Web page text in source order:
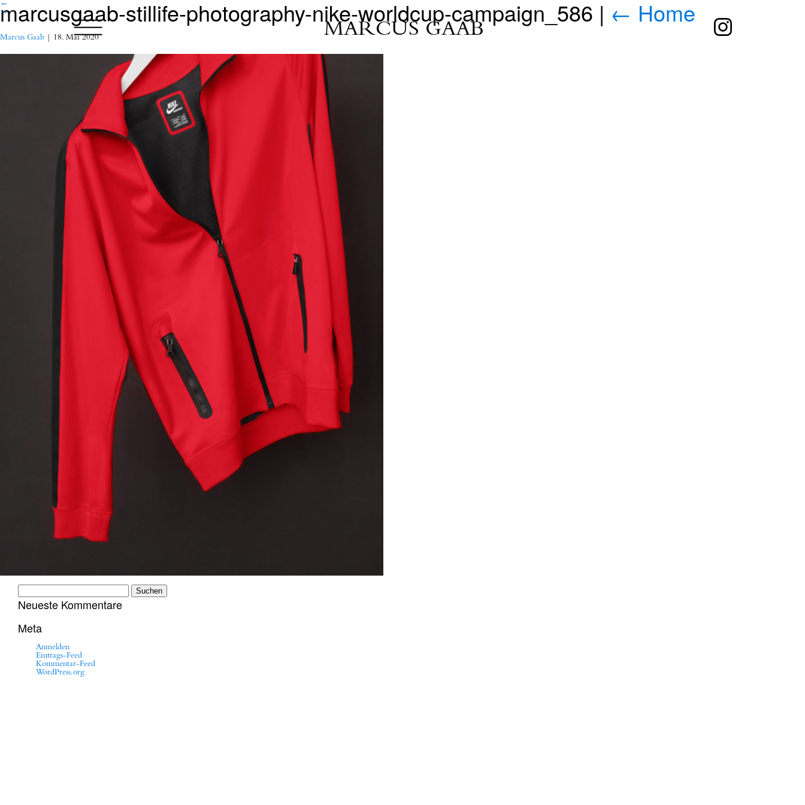
MARCUS GAAB
marcusgaab-stillife-photography-nike-worldcup-campaign_586 | ← Home
Marcus Gaab 18. Mai 2020
←
→
nach:
Neueste Kommentare
Meta
Anmelden
Eintrags-Feed
Kommentar-Feed
WordPress.org